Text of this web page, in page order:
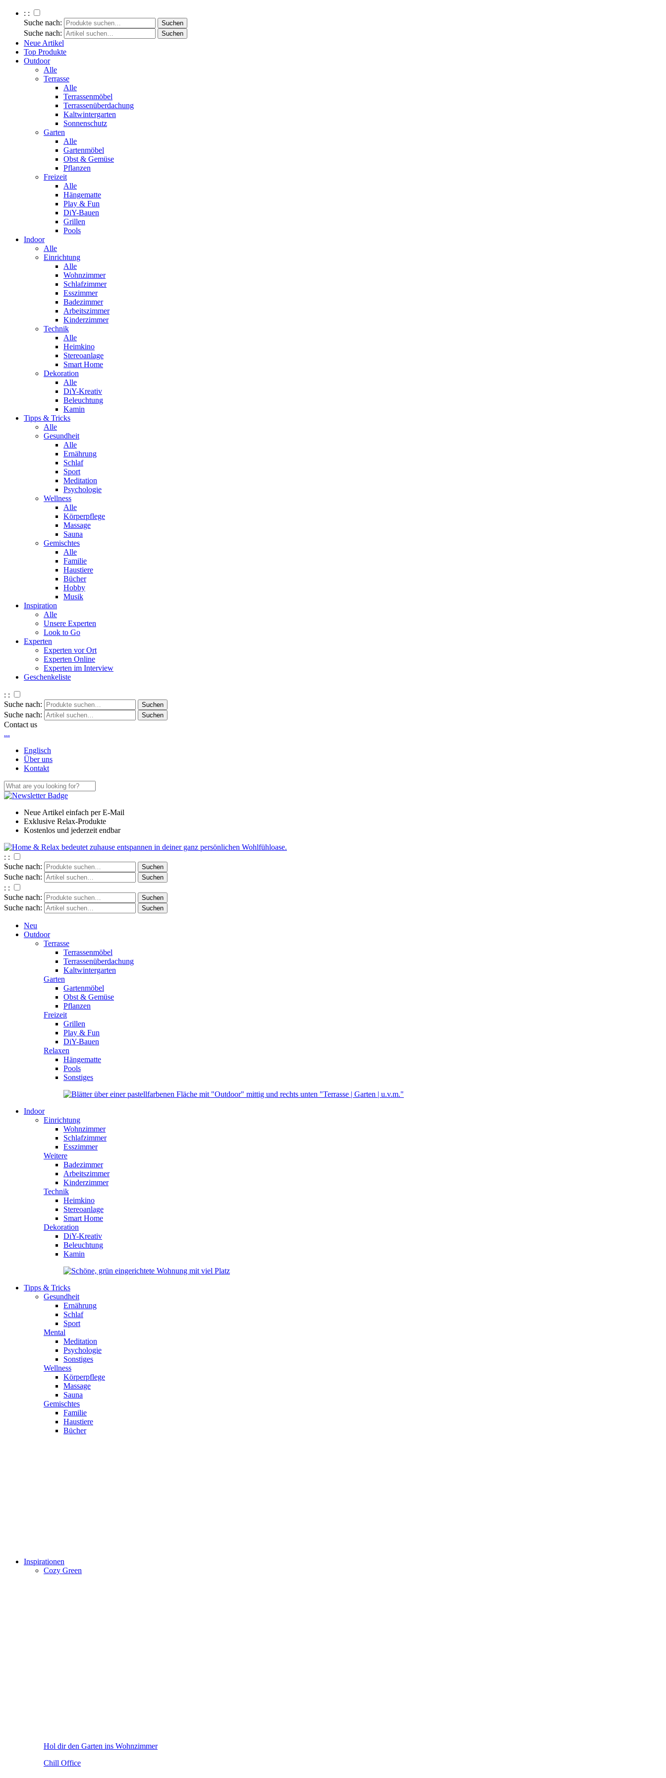
: :
Suche nach:
Suche nach:
Neue Artikel
Top Produkte
Outdoor
Alle
Terrasse
Alle
Terrassenmöbel
Terrassenüberdachung
Kaltwintergarten
Sonnenschutz
Garten
Alle
Gartenmöbel
Obst & Gemüse
Pflanzen
Freizeit
Alle
Hängematte
Play & Fun
DiY-Bauen
Grillen
Pools
Indoor
Alle
Einrichtung
Alle
Wohnzimmer
Schlafzimmer
Esszimmer
Badezimmer
Arbeitszimmer
Kinderzimmer
Technik
Alle
Heimkino
Stereoanlage
Smart Home
Dekoration
Alle
DiY-Kreativ
Beleuchtung
Kamin
Tipps & Tricks
Alle
Gesundheit
Alle
Ernährung
Schlaf
Sport
Meditation
Psychologie
Wellness
Alle
Körperpflege
Massage
Sauna
Gemischtes
Alle
Familie
Haustiere
Bücher
Hobby
Musik
Inspiration
Alle
Unsere Experten
Look to Go
Experten
Experten vor Ort
Experten Online
Experten im Interview
Geschenkeliste
: :
Suche nach:
Suche nach:
Contact us
...
Englisch
Über uns
Kontakt
Neue Artikel einfach per E-Mail
Exklusive Relax-Produkte
Kostenlos und jederzeit endbar
: :
Suche nach:
Suche nach:
: :
Suche nach:
Suche nach:
Neu
Outdoor
Terrasse
Terrassenmöbel
Terrassenüberdachung
Kaltwintergarten
Garten
Gartenmöbel
Obst & Gemüse
Pflanzen
Freizeit
Grillen
Play & Fun
DiY-Bauen
Relaxen
Hängematte
Pools
Sonstiges
Indoor
Einrichtung
Wohnzimmer
Schlafzimmer
Esszimmer
Weitere
Badezimmer
Arbeitszimmer
Kinderzimmer
Technik
Heimkino
Stereoanlage
Smart Home
Dekoration
DiY-Kreativ
Beleuchtung
Kamin
Tipps & Tricks
Gesundheit
Ernährung
Schlaf
Sport
Mental
Meditation
Psychologie
Sonstiges
Wellness
Körperpflege
Massage
Sauna
Gemischtes
Familie
Haustiere
Bücher
Inspirationen
Cozy Green
Hol dir den Garten ins Wohnzimmer
Chill Office